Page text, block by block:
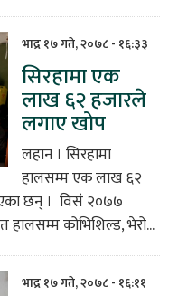
भाद्र १७ गते, २०७८ - १६:३३
सिरहामा एक
लाख ६२ हजारले
लगाए खोप
लहान । सिरहामा
हालसम्म एक लाख ६२
छन् । विसं २०७७
कोभिशिल्ड, भेरो...
भाद्र १७ गते, २०७८ - १६:११